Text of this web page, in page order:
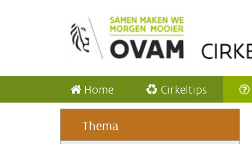
Home Cirkeltips
Thema